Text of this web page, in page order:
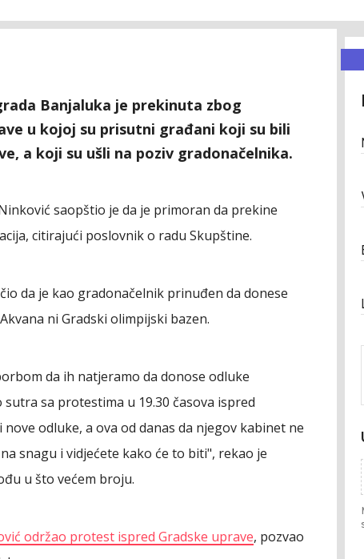
Banjaluka je prekinuta zbog
u kojoj su prisutni građani koji su bili
a koji su ušli na poziv gradonačelnika.
saopštio je da je primoran da prekine
citirajući poslovnik o radu Skupštine.
da je kao gradonačelnik prinuđen da donese
ni Gradski olimpijski bazen.
da ih natjeramo da donose odluke
sa protestima u 19.30 časova ispred
odluke, a ova od danas da njegov kabinet ne
snagu i vidjećete kako će to biti", rekao je
u što većem broju.
održao protest ispred Gradske uprave, pozvao